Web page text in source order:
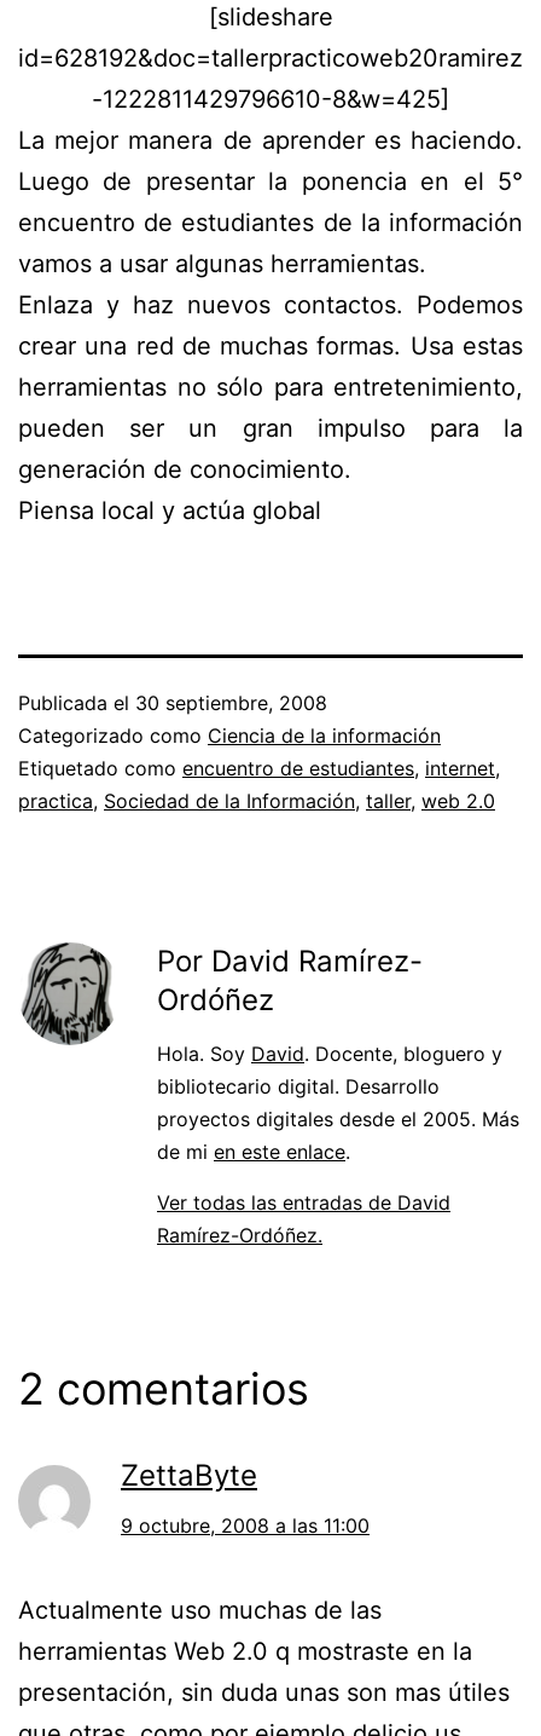
[slideshare
id=628192&doc=tallerpracticoweb20ramirez
-1222811429796610-8&w=425]
La mejor manera de aprender es haciendo.
Luego de presentar la ponencia en el 5°
encuentro de estudiantes de la información
vamos a usar algunas herramientas.
Enlaza y haz nuevos contactos. Podemos
crear una red de muchas formas. Usa estas
herramientas no sólo para entretenimiento,
pueden ser un gran impulso para la
generación de conocimiento.
Piensa local y actúa global
Publicada el 30 septiembre, 2008
Categorizado como Ciencia de la información
Etiquetado como encuentro de estudiantes, internet,
practica, Sociedad de la Información, taller, web 2.0
Por David Ramírez-
Ordóñez
Hola. Soy David. Docente, bloguero y
bibliotecario digital. Desarrollo
proyectos digitales desde el 2005. Más
de mi en este enlace.
Ver todas las entradas de David
Ramírez-Ordóñez.
2 comentarios
ZettaByte
9 octubre, 2008 a las 11:00
Actualmente uso muchas de las
herramientas Web 2.0 q mostraste en la
presentación, sin duda unas son mas útiles